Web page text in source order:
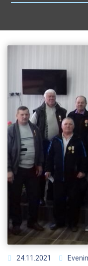
24.11.2021